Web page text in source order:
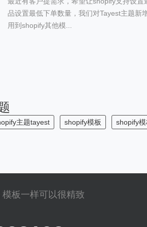
品设置最低下单数量，我们对Tayest主题新
用到shopify其他模...
主题tayest shopify模板 shopify
模板一样可以很精致